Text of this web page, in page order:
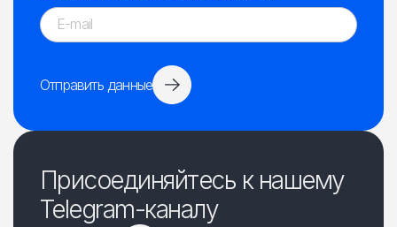
Отправить данные
Присоединяйтесь к нашему
Telegram-каналу